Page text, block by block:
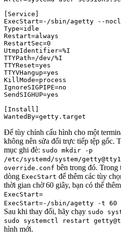
[Service]
ExecStart=-/sbin/agetty --
Type=idle
Restart=always
RestartSec=0
UtmpIdentifier=%I
TTYPath=/dev/%I
TTYReset=yes
TTYVHangup=yes
KillMode=process
IgnoreSIGPIPE=no
SendSIGHUP=yes
[Install]
Để tùy chỉnh cấu hình cho một
không nên sửa đổi trực tiếp tệp gốc.
mục ghi đè: sudo mkdir -p
/etc/systemd/system/
override.conf bên trong đó. Trong
dòng ExecStart để thêm các tùy
thời gian chờ 60 giây, bạn có thể
ExecStart=
ExecStart=-/sbin/agetty -t 60
Sau khi thay đổi, hãy chạy sudo
sudo systemctl restart
hình mới.